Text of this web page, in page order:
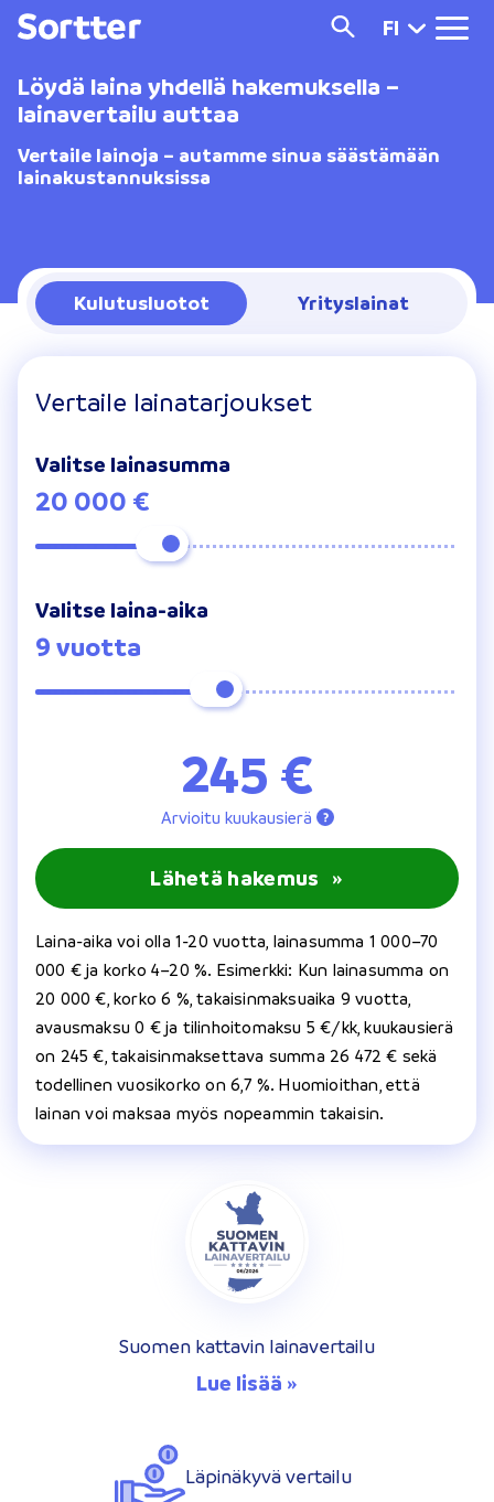
FI
Löydä laina yhdellä hakemuksella –
lainavertailu auttaa
Vertaile lainoja – autamme sinua säästämään
lainakustannuksissa
Kulutusluotot Yrityslainat
Vertaile lainatarjoukset
Valitse lainasumma
20 000 €
Valitse laina-aika
9 vuotta
245 €
Arvioitu kuukausierä
Lähetä hakemus »
Laina-aika voi olla 1-20 vuotta, lainasumma 1 000–70
000 € ja korko 4–20 %. Esimerkki: Kun lainasumma on
20 000 €, korko 6 %, takaisinmaksuaika 9 vuotta,
avausmaksu 0 € ja tilinhoitomaksu 5 €/kk, kuukausierä
on 245 €, takaisinmaksettava summa 26 472 € sekä
todellinen vuosikorko on 6,7 %. Huomioithan, että
lainan voi maksaa myös nopeammin takaisin.
Suomen kattavin lainavertailu
Lue lisää »
Läpinäkyvä vertailu